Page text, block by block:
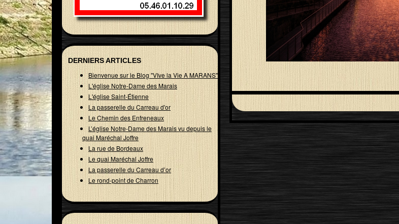
DERNIERS ARTICLES
Bienvenue sur le Blog "VIve la Vie A MARANS"
L'église Notre-Dame des Marais
L'église Saint-Étienne
La passerelle du Carreau d'or
Le Chemin des Enfreneaux
L’église Notre-Dame des Marais vu depuis le
quai Maréchal Joffre
La rue de Bordeaux
Le quai Maréchal Joffre
La passerelle du Carreau d’or
Le rond-point de Charron